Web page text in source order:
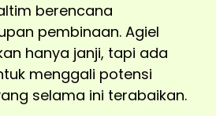
berencana
pembinaan. Agiel
hanya janji, tapi ada
menggali potensi
selama ini terabaikan.